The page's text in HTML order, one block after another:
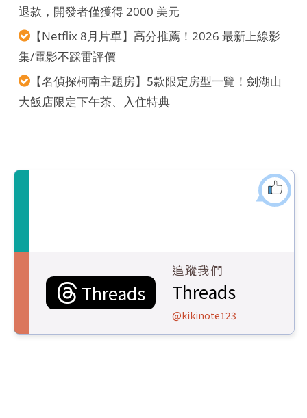
退款，開發者僅獲得 2000 美元
【Netflix 8月片單】高分推薦！2026 最新上線影
集/電影不踩雷評價
【名偵探柯南主題房】5款限定房型一覽！劍湖山
大飯店限定下午茶、入住特典
Threads
追蹤我們
Threads
@kikinote123